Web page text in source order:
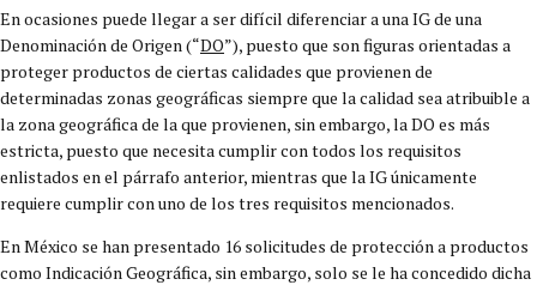
En ocasiones puede llegar a ser difícil diferenciar a una IG de una
Denominación de Origen (“DO”), puesto que son figuras orientadas a
proteger productos de ciertas calidades que provienen de
determinadas zonas geográficas siempre que la calidad sea atribuible a
la zona geográfica de la que provienen, sin embargo, la DO es más
estricta, puesto que necesita cumplir con todos los requisitos
enlistados en el párrafo anterior, mientras que la IG únicamente
requiere cumplir con uno de los tres requisitos mencionados.
En México se han presentado 16 solicitudes de protección a productos
como Indicación Geográfica, sin embargo, solo se le ha concedido dicha